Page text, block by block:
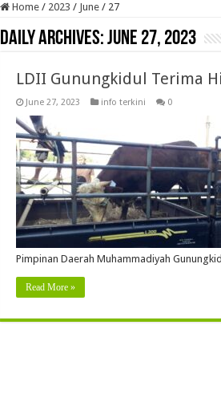
Home / 2023 / June / 27
Daily Archives:June 27, 2023
LDII Gunungkidul Terima
June 27, 2023 info terkini 0
Pimpinan Daerah Muhammadiyah
Read More »